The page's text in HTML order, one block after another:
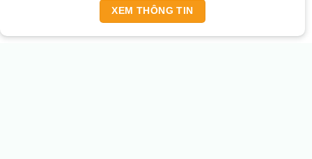
XEM THÔNG TIN